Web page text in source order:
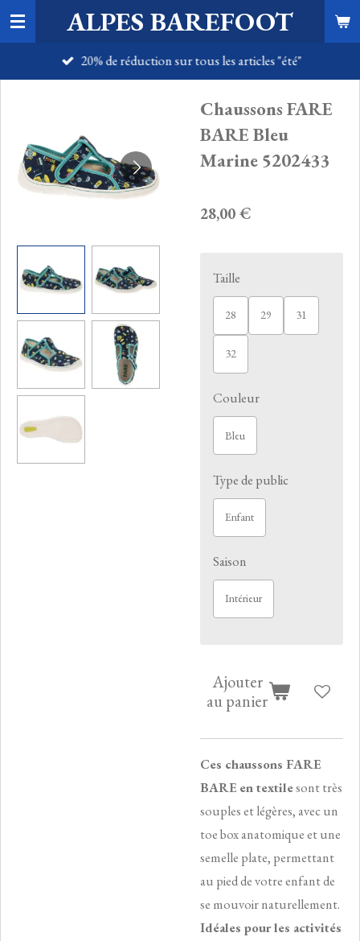
Passer
au
ALPES BAREFOOT
20% de réduction sur tous les articles "été"
Chaussons FARE
BARE Bleu
Marine 5202433
28,00 €
Taille
28 29 31
32
Couleur
Bleu
Type de public
Enfant
Saison
Intérieur
Ajouter
au panier
Ces chaussons FARE
BARE en textilesont très
souples et légères, avec un
toe box anatomique et une
semelle plate, permettant
au pied de votre enfant de
se mouvoir naturellement.
Idéales pour les activités